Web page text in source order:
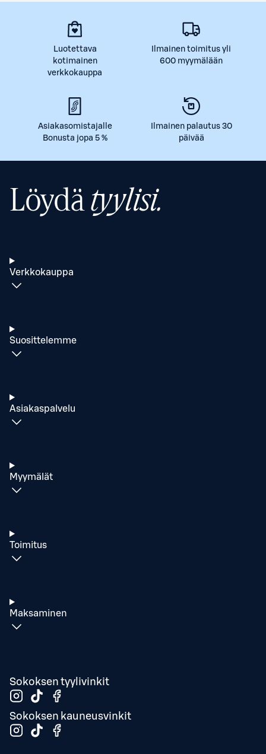
Luotettava
kotimainen
verkkokauppa
Ilmainen toimitus yli
600 myymälään
Asiakasomistajalle
Bonusta jopa 5 %
Ilmainen palautus 30
päivää
Löydätyylisi.
Verkkokauppa
Suosittelemme
Asiakaspalvelu
Myymälät
Toimitus
Maksaminen
Sokoksen tyylivinkit
Sokoksen kauneusvinkit